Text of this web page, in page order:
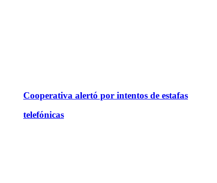
Cooperativa alertó por intentos de estafas
telefónicas